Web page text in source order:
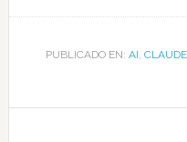
PUBLICADO EN: AI,